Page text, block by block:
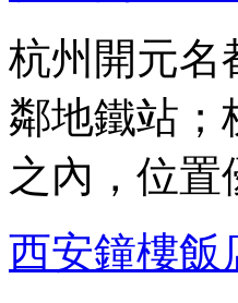
杭州開元名
鄰地鐵站；
之內，位
西安鐘樓飯